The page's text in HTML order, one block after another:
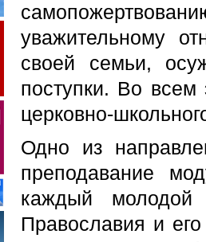
уважительному
своей семьи,
поступки. Во всем
церковно-
Одно из
преподавание
каждый молодой
Православия и